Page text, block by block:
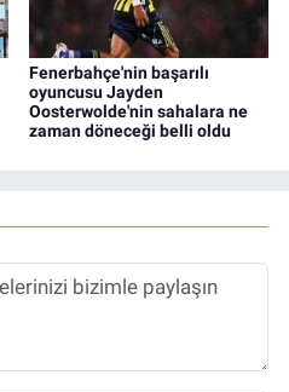
Fenerbahçe'nin başarılı
oyuncusu Jayden
Oosterwolde'nin sahalara ne
zaman döneceği belli oldu